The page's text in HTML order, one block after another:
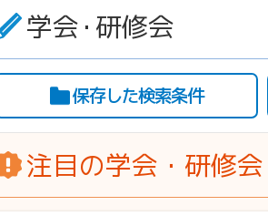
学会・研修会
保存した検索条件
注目の学会・研修会